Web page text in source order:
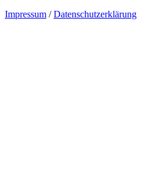
Impressum /Datenschutzerklärung